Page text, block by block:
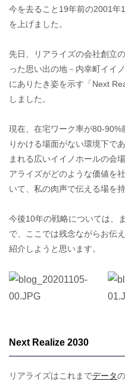
今を去ること19年前の2001年
を上げました。
先日、リアライズの会社創立
った思い出の地－内幸町イイ
にありたき姿を示す「Next
しました。
現在、在宅ワーク率が80-
りかける場面がない環境下で
まれる広いイイノホールの会
アライズがどのような価値を
いて、私の肉声で伝える場を持
今後10年の戦略については、
で、ここでは残念ながらお伝
紹介しようと思います。
Next Realize 2030
リアライズはこれまでデータ